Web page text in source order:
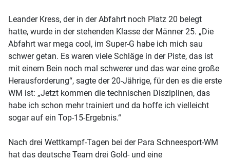
Leander Kress, der in der Abfahrt noch Platz 20 belegt
hatte, wurde in der stehenden Klasse der Männer 25. „Die
Abfahrt war mega cool, im Super-G habe ich mich sau
schwer getan. Es waren viele Schläge in der Piste, das ist
mit einem Bein noch mal schwerer und das war eine große
Herausforderung“, sagte der 20-Jährige, für den es die erste
WM ist: „Jetzt kommen die technischen Disziplinen, das
habe ich schon mehr trainiert und da hoffe ich vielleicht
sogar auf ein Top-15-Ergebnis.“
Nach drei Wettkampf-Tagen bei der Para Schneesport-WM
hat das deutsche Team drei Gold- und eine